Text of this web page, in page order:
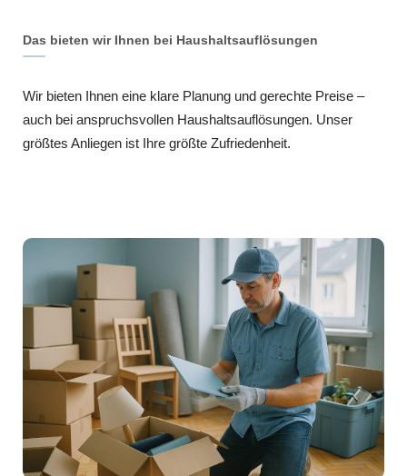
Das bieten wir Ihnen bei Haushaltsauflösungen
Wir bieten Ihnen eine klare Planung und gerechte Preise –
auch bei anspruchsvollen Haushaltsauflösungen. Unser
größtes Anliegen ist Ihre größte Zufriedenheit.